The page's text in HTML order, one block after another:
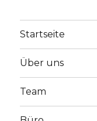
Startseite
Über uns
Team